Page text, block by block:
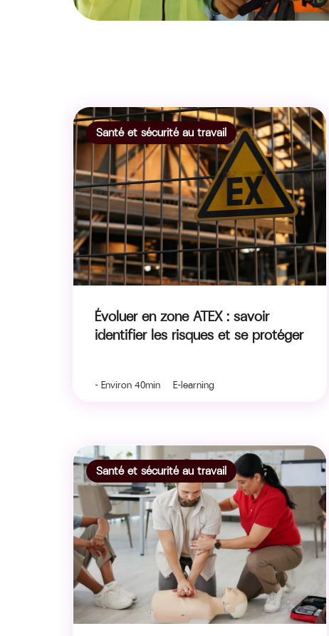
Santé et sécurité au travail
Évoluer en zone ATEX : savoir
identifier les risques et se protéger
- Environ 40min E-learning
Santé et sécurité au travail